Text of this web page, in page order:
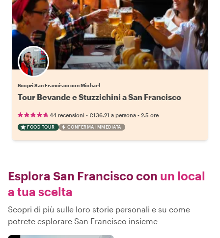
Scopri San Francisco con Michael
Tour Bevande e Stuzzichini a San Francisco
44 recensioni • €136.21 a persona • 2.5 ore
FOOD TOUR CONFERMA IMMEDIATA
Esplora San Francisco con un local
a tua scelta
Scopri di più sulle loro storie personali e su come
potrete esplorare San Francisco insieme